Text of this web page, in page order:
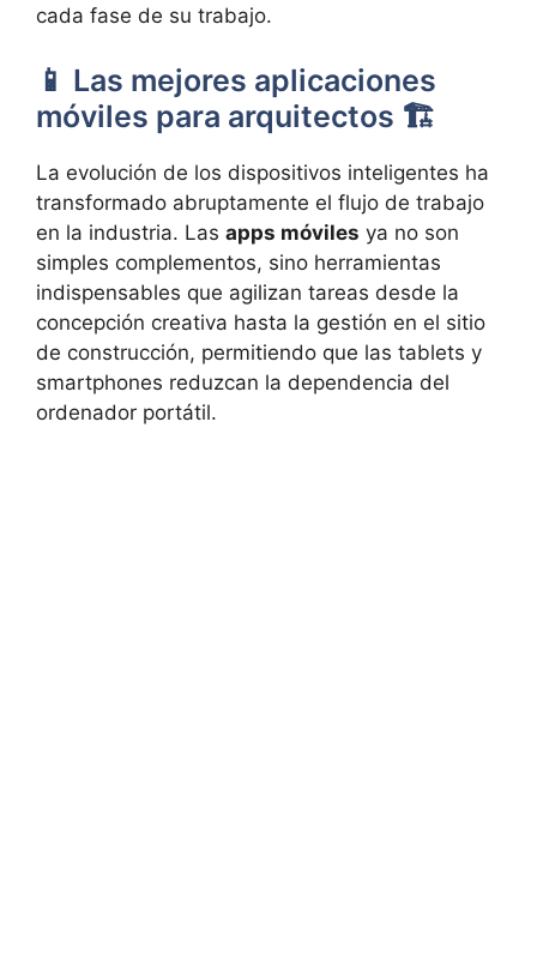
cada fase de su trabajo.
📱 Las mejores aplicaciones
móviles para arquitectos 🏗️
La evolución de los dispositivos inteligentes ha
transformado abruptamente el flujo de trabajo
en la industria. Las apps móviles ya no son
simples complementos, sino herramientas
indispensables que agilizan tareas desde la
concepción creativa hasta la gestión en el sitio
de construcción, permitiendo que las tablets y
smartphones reduzcan la dependencia del
ordenador portátil.